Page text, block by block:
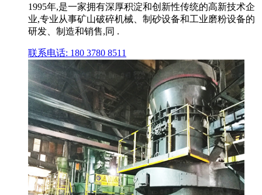
1995年,是一家拥有深厚积淀和创新性传统的高新技术企
业,专业从事矿山破碎机械、制砂设备和工业磨粉设备的
研发、制造和销售,同 .
联系电话: 180 3780 8511